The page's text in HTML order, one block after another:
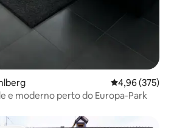
Classificação
4,96 (375)
e moderno perto do Europa-Park